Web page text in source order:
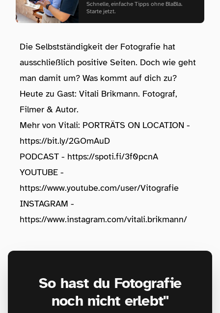
Schnelle, einfache Tipps ohne BlaBla.
Starte jetzt.
Die Selbstständigkeit der Fotografie hat
ausschließlich positive Seiten. Doch wie geht
man damit um? Was kommt auf dich zu?
Heute zu Gast: Vitali Brikmann. Fotograf,
Filmer & Autor.
Mehr von Vitali: PORTRÄTS ON LOCATION -
https://bit.ly/2GOmAuD
PODCAST - https://spoti.fi/3f0pcnA
YOUTUBE -
https://www.youtube.com/user/Vitografie
INSTAGRAM -
https://www.instagram.com/vitali.brikmann/
So hast du Fotografie
noch nicht erlebt"